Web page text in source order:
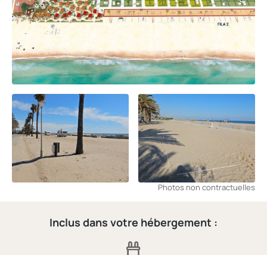
Photos non contractuelles
Inclus dans votre hébergement :